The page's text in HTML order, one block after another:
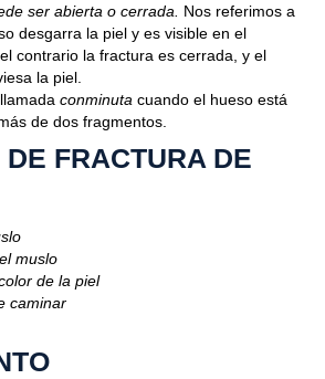
DE FÉMUR: CAUSAS
ser abierta o cerrada.
Nos referimos a
desgarra la piel y es visible en el
contrario la fractura es cerrada, y el
la piel.
conminuta cuando el hueso está
de dos fragmentos.
FRACTURA DE
muslo
de la piel
caminar